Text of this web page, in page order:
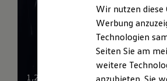
1 ,2
Wir nutzen diese
Werbung
Technologien
Seiten Sie am
weitere
anzubieten. Sie